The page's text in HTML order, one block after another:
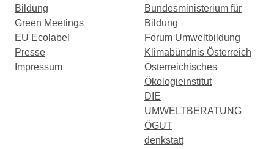
Bildung
Green Meetings
EU Ecolabel
Presse
Impressum
Bundesministerium für
Bildung
Forum Umweltbildung
Klimabündnis Österreich
Österreichisches
Ökologieinstitut
DIE
UMWELTBERATUNG
ÖGUT
denkstatt